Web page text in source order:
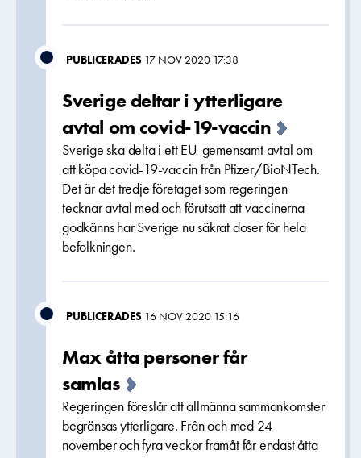
PUBLICERADES 17 NOV 2020 17:38
Sverige deltar i ytterligare
avtal om covid-19-vaccin
Sverige ska delta i ett EU-gemensamt avtal om
att köpa covid-19-vaccin från Pfizer/BioNTech.
Det är det tredje företaget som regeringen
tecknar avtal med och förutsatt att vaccinerna
godkänns har Sverige nu säkrat doser för hela
befolkningen.
PUBLICERADES 16 NOV 2020 15:16
Max åtta personer får
samlas
Regeringen föreslår att allmänna sammankomster
begränsas ytterligare. Från och med 24
november och fyra veckor framåt får endast åtta